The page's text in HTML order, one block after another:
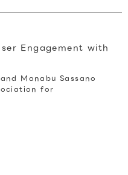
Engagement with
Manabu Sassano
for